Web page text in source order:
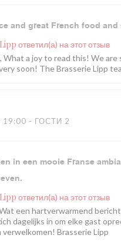
and great French food
ответил(а) на этот отзыв
What a joy to read this! We
soon! The Brasserie Lipp
19:00 - ГОСТИ 2
in een mooie Franse
ответил(а) на этот отзыв
een hartverwarmend
dagelijks in om elke gast
Brasserie Lipp